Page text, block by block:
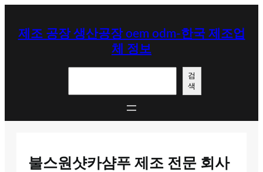
제조 공장 생산공장 oem odm-한국 제조업
체 정보
검
색
불스원샷카샴푸 제조 전문 회사